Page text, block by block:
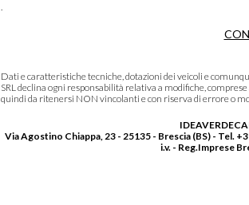
.
Dati e caratteristiche tecniche, dotazioni dei veicoli e
SRL declina ogni responsabilità relativa a modifiche,
quindi da ritenersi NON vincolanti e con riserva di errore o
Via Agostino Chiappa, 23 - 25135 - Brescia (BS) - Tel.
i.v. - Reg.Imprese